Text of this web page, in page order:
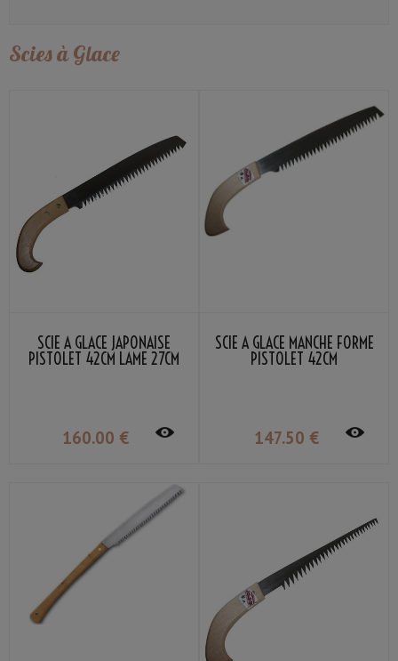
Scies à Glace
SCIE À GLACE JAPONAISE
PISTOLET 42CM LAME 27CM
160.00 €
SCIE À GLACE MANCHE FORME
PISTOLET 42CM
147.50 €